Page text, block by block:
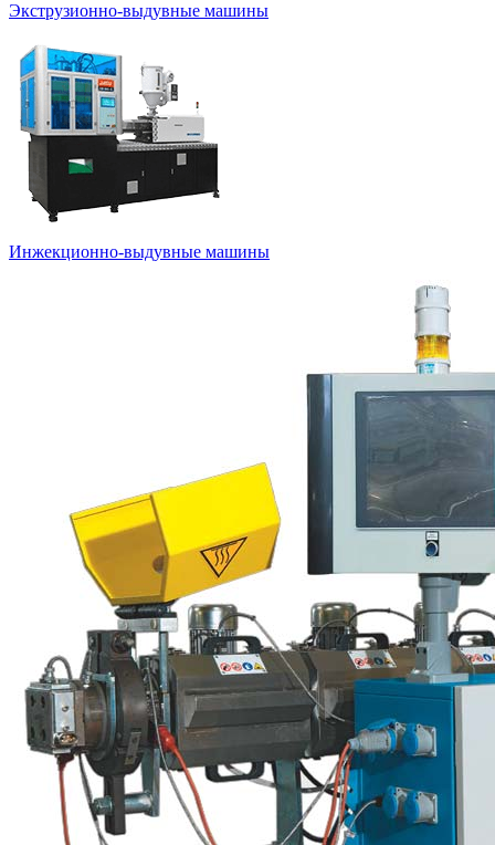
Экструзионно-выдувные машины
Инжекционно-выдувные машины